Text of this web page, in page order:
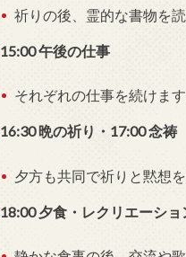
祈りの後、霊的な書物を読
15:00 午後の仕事
それぞれの仕事を続けます
16:30 晩の祈り・17:00 念祷
夕方も共同で祈りと黙想を
18:00 夕食・レクリエーショ